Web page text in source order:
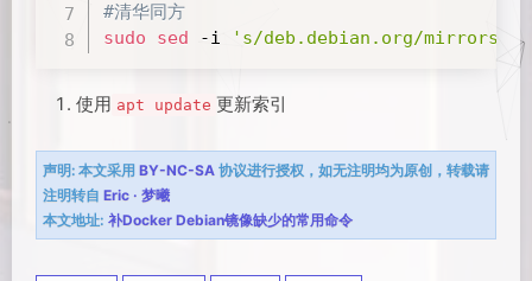
#清华同方
sudo
sed -i 's/deb.debian.org/
使用 apt update 更新索引
声明: 本文采用 BY-NC-SA 协议进行授权，如无注明均为原创，转载请
注明转自 Eric · 梦曦
本文地址: 补Docker Debian镜像缺少的常用命令